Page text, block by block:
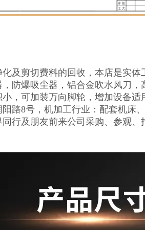
及剪切费料的回收，本店是实
防爆吸尘器，铝合金吹水风刀
，可加装万向脚轮，增加设备
路8号，机加工行业：配套机床
行及朋友前来公司采购、参观